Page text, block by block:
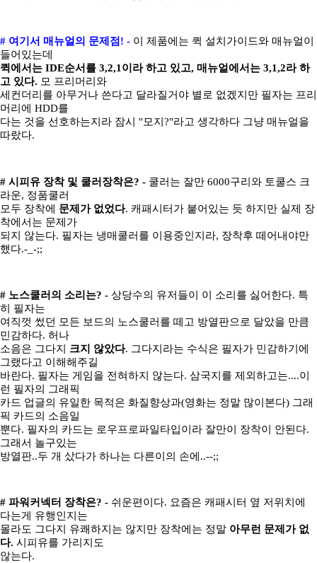
# 여기서 매뉴얼의 문제점! - 이 제품에는 퀵 설치가이드와 매뉴얼이
들어있는데
퀵에서는 IDE순서를 3,2,1이라 하고 있고, 매뉴얼에서는 3,1,2라 하
고 있다. 모 프리머리와
세컨더리를 아무거나 쓴다고 달라질거야 별로 없겠지만 필자는 프리
머리에 HDD를
다는 것을 선호하는지라 잠시 "모지?"라고 생각하다 그냥 매뉴얼을
따랐다.
# 시피유 장착 및 쿨러장착은? - 쿨러는 잘만 6000구리와 토쿨스 크
라운, 정품쿨러
모두 장착에 문제가 없었다. 캐패시터가 붙어있는 듯 하지만 실제 장
착에서는 문제가
되지 않는다. 필자는 냉매쿨러를 이용중인지라, 장착후 떼어내야만
했다.-_-;;
# 노스쿨러의 소리는? - 상당수의 유저들이 이 소리를 싫어한다. 특
히 필자는
여직껏 썼던 모든 보드의 노스쿨러를 떼고 방열판으로 달았을 만큼
민감하다. 허나
소음은 그다지 크지 않았다. 그다지라는 수식은 필자가 민감하기에
그랬다고 이해해주길
바란다. 필자는 게임을 전혀하지 않는다. 삼국지를 제외하고는....이
런 필자의 그래픽
카드 업글의 유일한 목적은 화질향상과(영화는 정말 많이본다) 그래
픽 카드의 소음일
뿐다. 필자의 카드는 로우프로파일타입이라 잘만이 장착이 안된다.
그래서 놀구있는
방열판..두 개 샀다가 하나는 다른이의 손에..--;;
# 파워커넥터 장착은? - 쉬운편이다. 요즘은 캐패시터 옆 저위치에
다는게 유행인지는
몰라도 그다지 유쾌하지는 않지만 장착에는 정말 아무런 문제가 없
다. 시피유를 가리지도
않는다.